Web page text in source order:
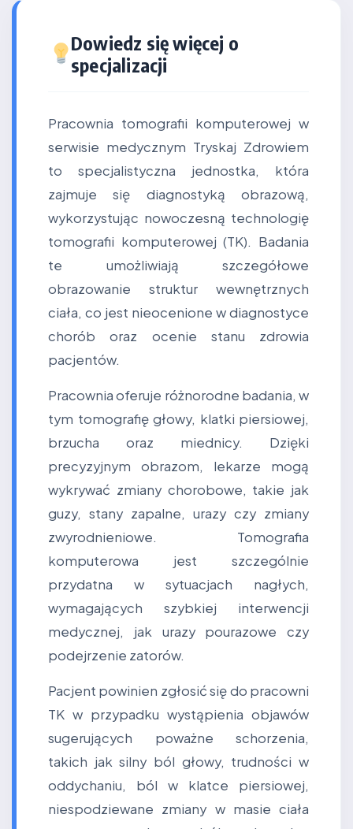
Dowiedz się więcej o
specjalizacji
Pracownia tomografii komputerowej w
serwisie medycznym Tryskaj Zdrowiem
to specjalistyczna jednostka, która
zajmuje się diagnostyką obrazową,
wykorzystując nowoczesną technologię
tomografii komputerowej (TK). Badania
te umożliwiają szczegółowe
obrazowanie struktur wewnętrznych
ciała, co jest nieocenione w diagnostyce
chorób oraz ocenie stanu zdrowia
pacjentów.
Pracownia oferuje różnorodne badania, w
tym tomografię głowy, klatki piersiowej,
brzucha oraz miednicy. Dzięki
precyzyjnym obrazom, lekarze mogą
wykrywać zmiany chorobowe, takie jak
guzy, stany zapalne, urazy czy zmiany
zwyrodnieniowe. Tomografia
komputerowa jest szczególnie
przydatna w sytuacjach nagłych,
wymagających szybkiej interwencji
medycznej, jak urazy pourazowe czy
podejrzenie zatorów.
Pacjent powinien zgłosić się do pracowni
TK w przypadku wystąpienia objawów
sugerujących poważne schorzenia,
takich jak silny ból głowy, trudności w
oddychaniu, ból w klatce piersiowej,
niespodziewane zmiany w masie ciała